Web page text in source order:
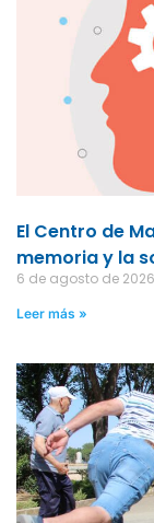
El Centro de
memoria y la
6 de agosto de 2026
Leer más »